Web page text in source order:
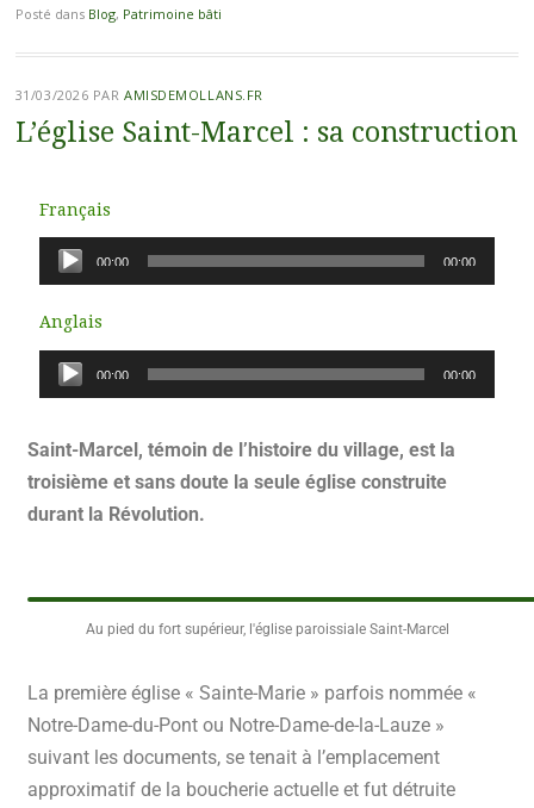
Posté dans Blog, Patrimoine bâti
31/03/2026 PARAMISDEMOLLANS.FR
L’église Saint-Marcel : sa construction
Français
Lecteur
audio
00:00 00:00
Anglais
Lecteur
audio
00:00 00:00
Saint-Marcel, témoin de l’histoire du village, est la
troisième et sans doute la seule église construite
durant la Révolution.
Au pied du fort supérieur, l'église paroissiale Saint-Marcel
La première église « Sainte-Marie » parfois nommée «
Notre-Dame-du-Pont ou Notre-Dame-de-la-Lauze »
suivant les documents, se tenait à l’emplacement
approximatif de la boucherie actuelle et fut détruite